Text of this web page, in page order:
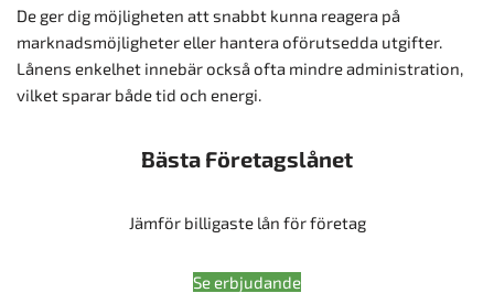
De ger dig möjligheten att snabbt kunna reagera på
marknadsmöjligheter eller hantera oförutsedda utgifter.
Lånens enkelhet innebär också ofta mindre administration,
vilket sparar både tid och energi.
Bästa Företagslånet
Jämför billigaste lån för företag
Se erbjudande